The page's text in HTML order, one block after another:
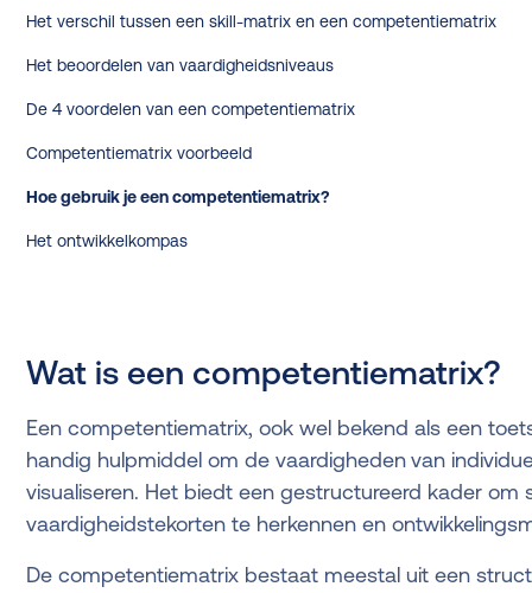
Wat is een competentiematrix?
Een competentiematrix, ook wel bekend als een
handig hulpmiddel om de vaardigheden van
visualiseren. Het biedt een gestructureerd kader om
vaardigheidstekorten te herkennen en
De competentiematrix bestaat meestal uit een
Het verschil tussen een skill-matrix en een competentiematrix
Het beoordelen van vaardigheidsniveaus
De 4 voordelen van een competentiematrix
Competentiematrix voorbeeld
Hoe gebruik je een competentiematrix?
Het ontwikkelkompas